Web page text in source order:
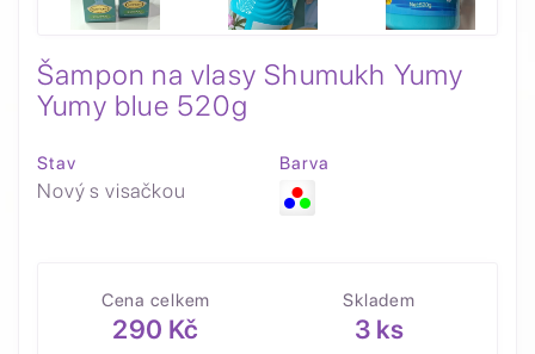
Šampon na vlasy Shumukh Yumy
Yumy blue 520g
Stav
Nový s visačkou
Barva
Cena celkem
290 Kč
Skladem
3 ks